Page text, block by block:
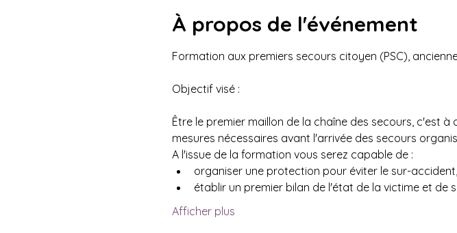
À propos de l'événement
Formation aux premiers secours citoyen (PSC),
Objectif visé :
Être le premier maillon de la chaîne des secours, c'est
mesures nécessaires avant l'arrivée des secours
A l'issue de la formation vous serez capable de :
organiser une protection pour éviter le sur-accident,
établir un premier bilan de l'état de la victime et de
Afficher plus